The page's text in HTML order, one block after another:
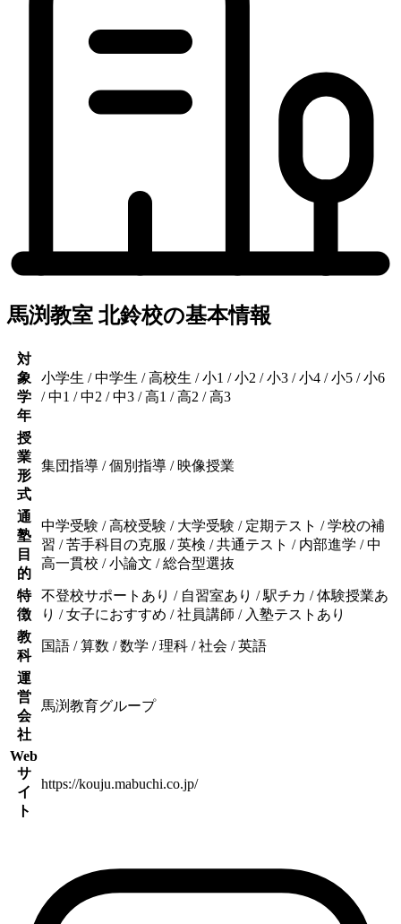
馬渕教室 北鈴校の基本情報
対
象
学
年
小学生 / 中学生 / 高校生 / 小1 / 小2 / 小3 / 小4 / 小5 / 小6
/ 中1 / 中2 / 中3 / 高1 / 高2 / 高3
授
業
形
式
集団指導 / 個別指導 / 映像授業
通
塾
目
的
中学受験 / 高校受験 / 大学受験 / 定期テスト / 学校の補
習 / 苦手科目の克服 / 英検 / 共通テスト / 内部進学 / 中
高一貫校 / 小論文 / 総合型選抜
特
徴
不登校サポートあり / 自習室あり / 駅チカ / 体験授業あ
り / 女子におすすめ / 社員講師 / 入塾テストあり
教
科
国語 / 算数 / 数学 / 理科 / 社会 / 英語
運
営
会
社
馬渕教育グループ
Web
サ
イ
ト
https://kouju.mabuchi.co.jp/